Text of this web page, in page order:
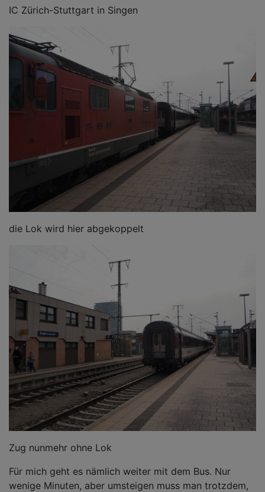
IC Zürich-Stuttgart in Singen
die Lok wird hier abgekoppelt
Zug nunmehr ohne Lok
Für mich geht es nämlich weiter mit dem Bus. Nur
wenige Minuten, aber umsteigen muss man trotzdem,